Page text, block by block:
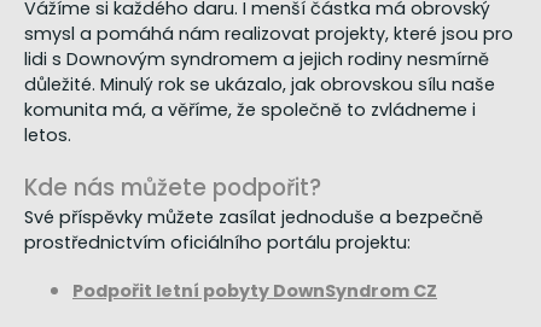
Vážíme si každého daru. I menší částka má obrovský
smysl a pomáhá nám realizovat projekty, které jsou pro
lidi s Downovým syndromem a jejich rodiny nesmírně
důležité. Minulý rok se ukázalo, jak obrovskou sílu naše
komunita má, a věříme, že společně to zvládneme i
letos.
Kde nás můžete podpořit?
Své příspěvky můžete zasílat jednoduše a bezpečně
prostřednictvím oficiálního portálu projektu:
Podpořit letní pobyty DownSyndrom CZ